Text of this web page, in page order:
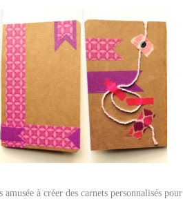
amusée à créer des carnets personnalisés pour